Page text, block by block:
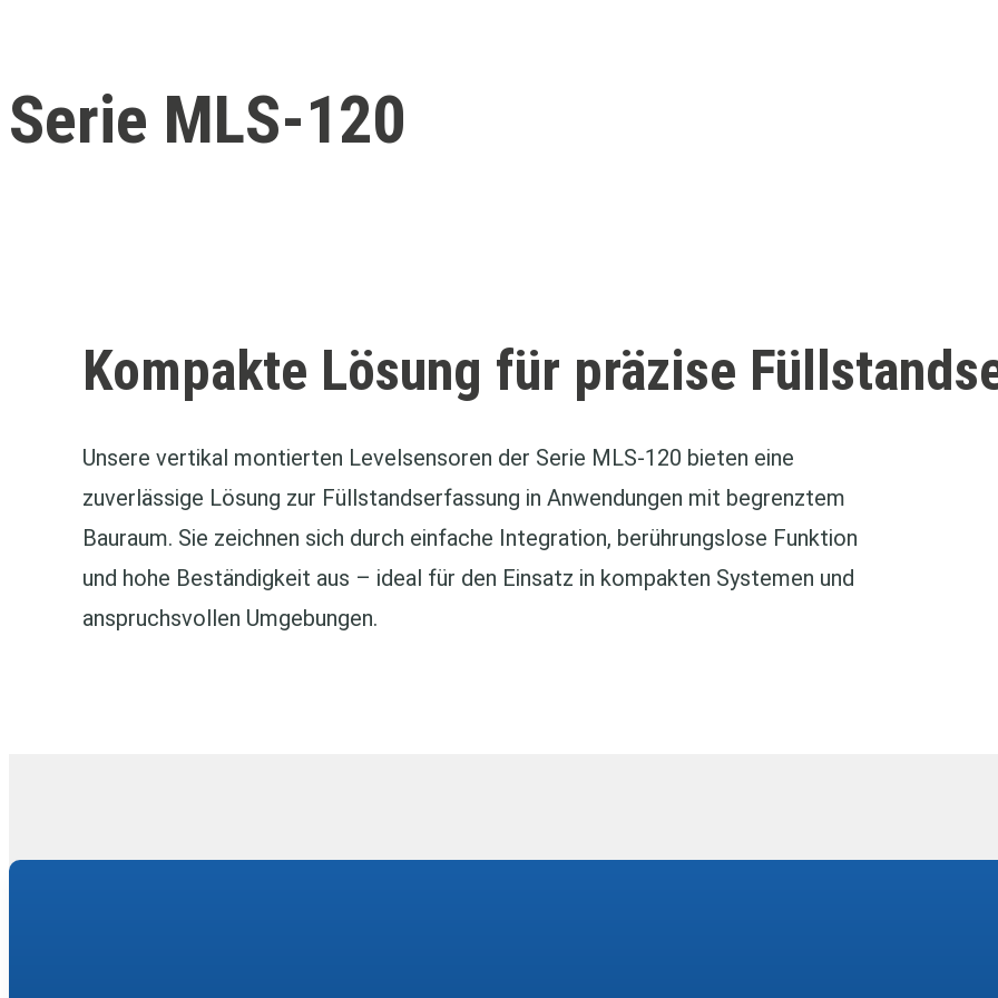
Serie MLS-120
Kompakte Lösung für präzise
Unsere vertikal montierten Levelsensoren der Serie MLS-120 bieten eine
zuverlässige Lösung zur Füllstandserfassung in Anwendungen mit begrenztem
Bauraum. Sie zeichnen sich durch einfache Integration, berührungslose Funktion
und hohe Beständigkeit aus – ideal für den Einsatz in kompakten Systemen und
anspruchsvollen Umgebungen.